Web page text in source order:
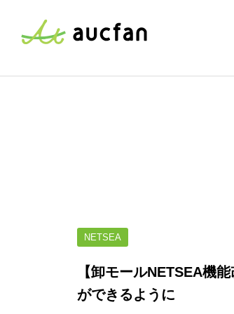
NETSEA
【卸モールNETSEA機
ができるように